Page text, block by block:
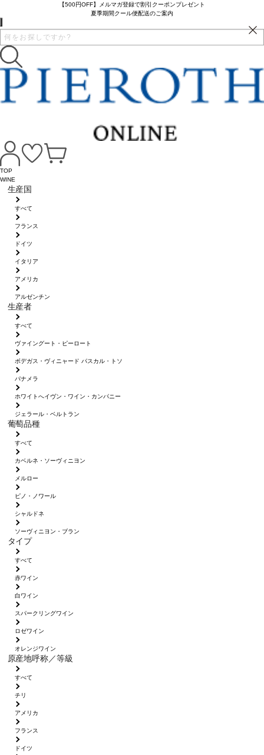
【500円OFF】メルマガ登録で割引クーポンプレゼント
夏季期間クール便配送のご案内
TOP
WINE
生産国
すべて
フランス
ドイツ
イタリア
アメリカ
アルゼンチン
生産者
すべて
ヴァイングート・ピーロート
ボデガス・ヴィニャード パスカル・トソ
パナメラ
ホワイトへイヴン・ワイン・カンパニー
ジェラール・ベルトラン
葡萄品種
すべて
カベルネ・ソーヴィニヨン
メルロー
ピノ・ノワール
シャルドネ
ソーヴィニヨン・ブラン
タイプ
すべて
赤ワイン
白ワイン
スパークリングワイン
ロゼワイン
オレンジワイン
原産地呼称／等級
すべて
チリ
アメリカ
フランス
ドイツ